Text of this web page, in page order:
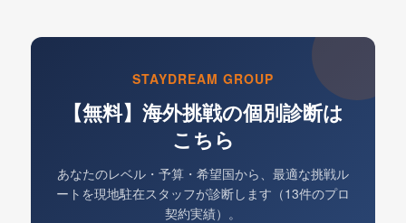
STAYDREAM GROUP
【無料】海外挑戦の個別診断は
こちら
あなたのレベル・予算・希望国から、最適な挑戦ル
ートを現地駐在スタッフが診断します（13件のプロ
契約実績）。